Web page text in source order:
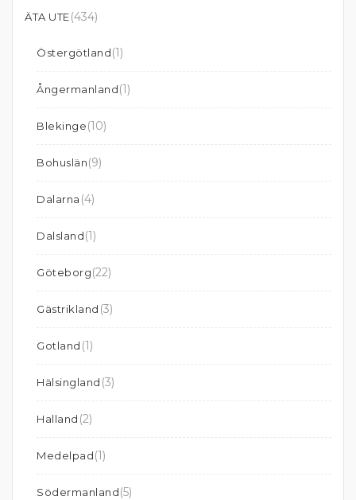
ÄTA UTE(434)
Östergötland(1)
Ångermanland(1)
Blekinge(10)
Bohuslän(9)
Dalarna (4)
Dalsland(1)
Göteborg(22)
Gästrikland (3)
Gotland (1)
Hälsingland (3)
Halland (2)
Medelpad(1)
Södermanland(5)